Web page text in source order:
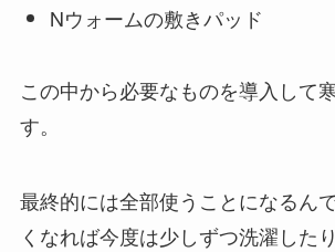
Nウォームの敷きパッド
この中から必要なものを導入して
す。
最終的には全部使うことになるん
くなれば今度は少しずつ洗濯した